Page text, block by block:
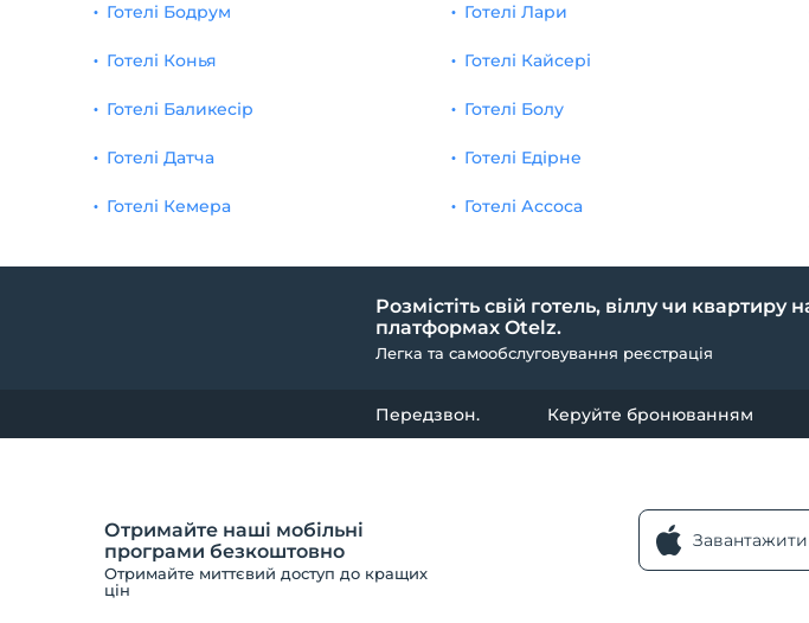
Готелі Бодрум
Готелі Конья
Готелі Баликесір
Готелі Датча
Готелі Кемера
Готелі Лари
Готелі Кайсері
Готелі Болу
Готелі Едірне
Готелі Ассоса
Розмістіть свій готель, віллу чи квартиру
платформах Otelz.
Легка та самообслуговування реєстрація
Передзвон. Керуйте бронюванням
Отримайте наші мобільні
програми безкоштовно
Отримайте миттєвий доступ до кращих
цін